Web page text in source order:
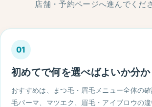
店舗・予約ページへ進んでくだ
01
初めてで何を選べばよいか分
おすすめは、まつ毛・眉毛メニュー全体の
毛パーマ、マツエク、眉毛・アイブロウの